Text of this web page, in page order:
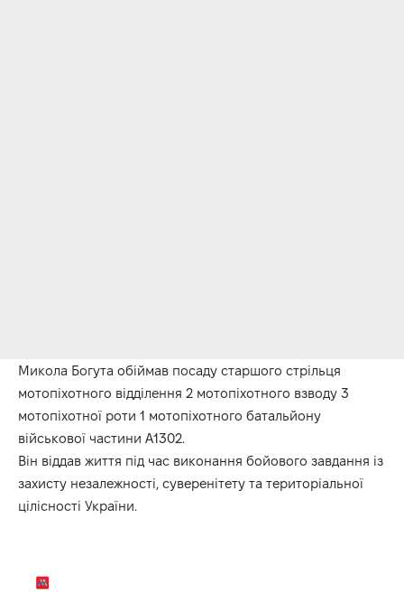
Микола Богута обіймав посаду старшого стрільця
мотопіхотного відділення 2 мотопіхотного взводу 3
мотопіхотної роти 1 мотопіхотного батальйону
військової частини А1302.
Він віддав життя під час виконання бойового завдання із
захисту незалежності, суверенітету та територіальної
цілісності України.